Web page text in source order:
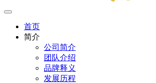
首页
简介
公司简介
团队介绍
品牌释义
发展历程